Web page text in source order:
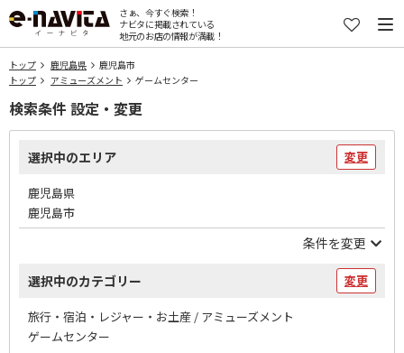
さぁ、今すぐ検索！
ナビタに掲載されている
地元のお店の情報が満載！
トップ 鹿児島県
鹿児島市
トップ
アミューズメント ゲームセンター
検索条件 設定・変更
選択中のエリア 変更
鹿児島県
鹿児島市
条件を変更
選択中のカテゴリー 変更
旅行・宿泊・レジャー・お土産 / アミューズメント
ゲームセンター